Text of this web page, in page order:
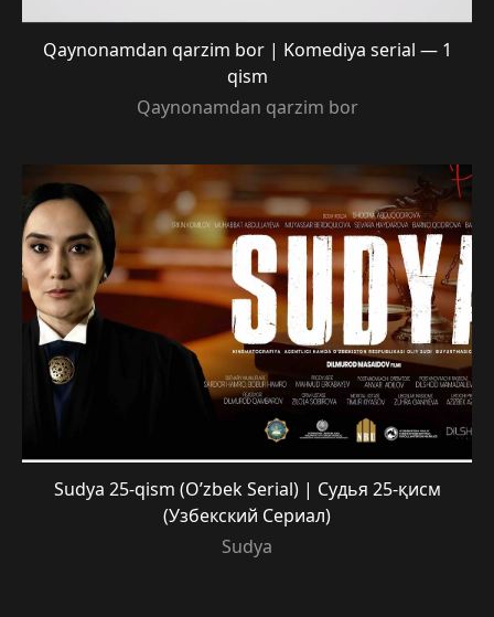
Qaynonamdan qarzim bor | Komediya serial — 1
qism
Qaynonamdan qarzim bor
Sudya 25-qism (O’zbek Serial) | Судья 25-қисм
(Узбекский Сериал)
Sudya